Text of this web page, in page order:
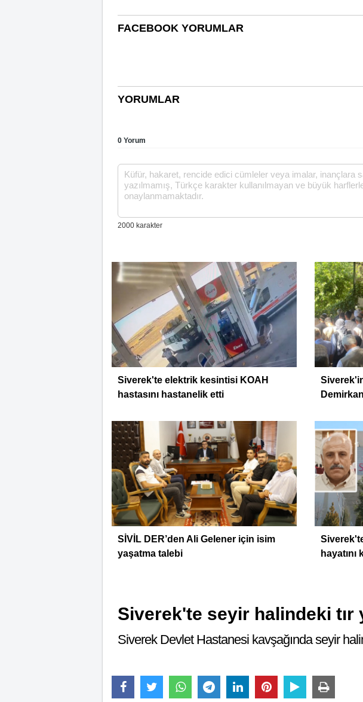
FACEBOOK YORUMLAR
YORUMLAR
0 Yorum
Siverek'te elektrik kesintisi KOAH
hastasını hastanelik etti
SİVİL DER’den Ali Gelener için isim
yaşatma talebi
hayatını
Siverek'te seyir halindeki tır
Siverek Devlet Hastanesi kavşağında seyir